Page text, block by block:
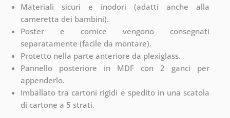
Materiali sicuri e inodori (adatti anche alla
cameretta dei bambini).
Poster e cornice vengono consegnati
separatamente (facile da montare).
Protetto nella parte anteriore da plexiglass.
Pannello posteriore in MDF con 2 ganci per
appenderlo.
Imballato tra cartoni rigidi e spedito in una scatola
di cartone a 5 strati.